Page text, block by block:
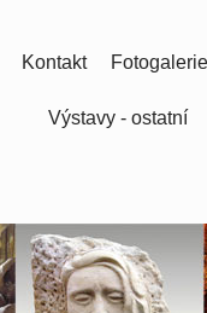
Fotogalerie
Kontakt
Výstavy - ostatní